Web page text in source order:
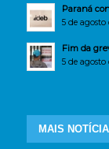
Paraná
5 de agosto
Fim da
5 de agosto
MAIS